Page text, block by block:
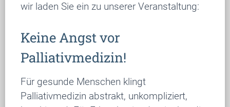
wir laden Sie ein zu unserer Veranstaltung:
Keine Angst vor
Palliativmedizin!
Für gesunde Menschen klingt
Palliativmedizin abstrakt, unkompliziert,